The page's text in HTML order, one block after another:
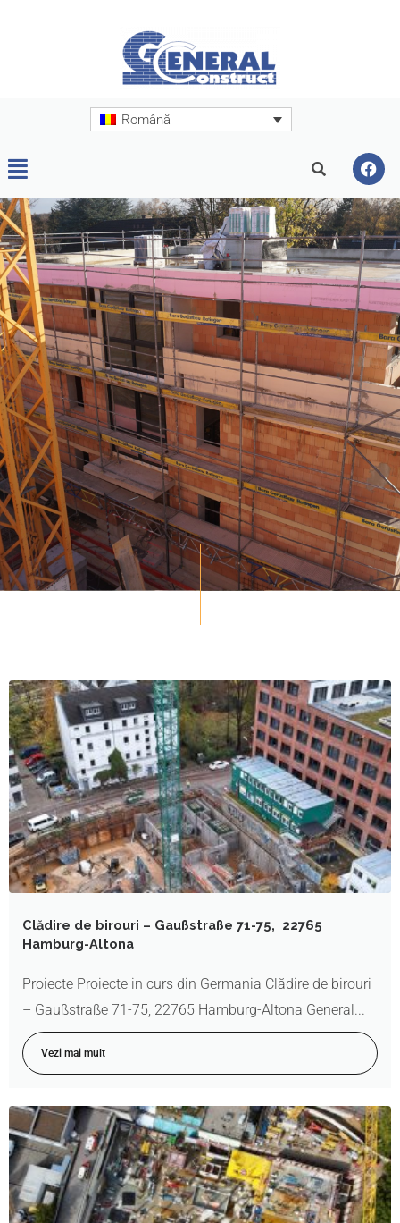
Română
Clădire de birouri – Gaußstraße 71-75, 22765
Hamburg-Altona
Proiecte Proiecte in curs din Germania Clădire de birouri
– Gaußstraße 71-75, 22765 Hamburg-Altona General...
Vezi mai mult